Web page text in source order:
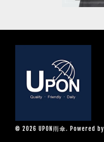
© 2026 UPON雨傘. Powered by